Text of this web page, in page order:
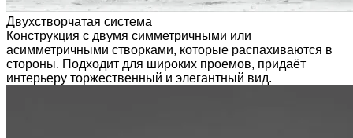
Двухстворчатая система
Конструкция с двумя симметричными или
асимметричными створками, которые распахиваются в
стороны. Подходит для широких проемов, придаёт
интерьеру торжественный и элегантный вид.